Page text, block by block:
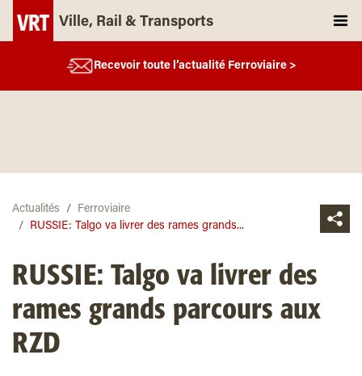
Ville, Rail & Transports
Recevoir toute l’actualité Ferroviaire >
Actualités
Ferroviaire
RUSSIE: Talgo va livrer des rames grands...
RUSSIE: Talgo va livrer des
rames grands parcours aux
RZD